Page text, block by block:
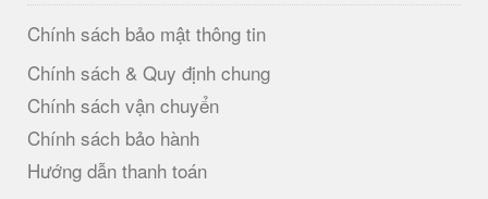
Chính sách bảo mật thông tin
Chính sách & Quy định chung
Chính sách vận chuyển
Chính sách bảo hành
Hướng dẫn thanh toán